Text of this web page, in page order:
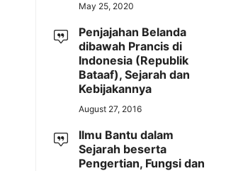
May 25, 2020
Penjajahan Belanda
dibawah Prancis di
Indonesia (Republik
Bataaf), Sejarah dan
Kebijakannya
August 27, 2016
Ilmu Bantu dalam
Sejarah beserta
Pengertian, Fungsi dan